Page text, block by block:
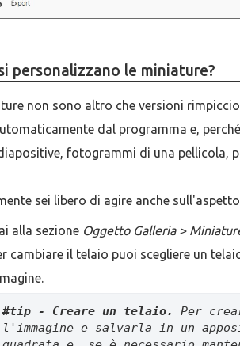
personalizzano le miniature?
non sono altro che versioni
dal programma e,
fotogrammi di una pellicola,
sei libero di agire anche
alla sezione Oggetto Galleria >
cambiare il telaio puoi scegliere un
#tip - Creare un telaio.
Per
l'immagine e salvarla in un